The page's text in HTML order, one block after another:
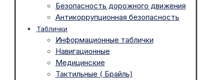
Безопасность дорожного движения
Антикоррупционная безопасность
Таблички
Информационные таблички
Навигационные
Медицинские
Тактильные ( Брайль)